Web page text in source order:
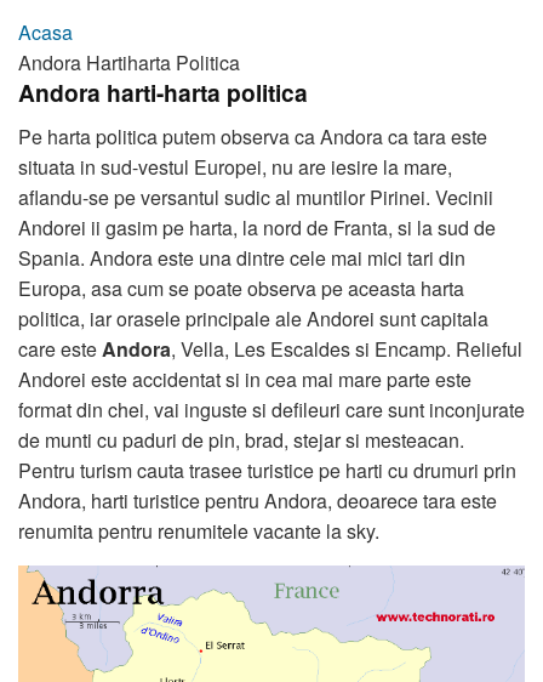
Acasa
Andora Hartiharta Politica
Andora harti-harta politica
Pe harta politica putem observa ca Andora ca tara este
situata in sud-vestul Europei, nu are iesire la mare,
aflandu-se pe versantul sudic al muntilor Pirinei. Vecinii
Andorei ii gasim pe harta, la nord de Franta, si la sud de
Spania. Andora este una dintre cele mai mici tari din
Europa, asa cum se poate observa pe aceasta harta
politica, iar orasele principale ale Andorei sunt capitala
care este Andora, Vella, Les Escaldes si Encamp. Relieful
Andorei este accidentat si in cea mai mare parte este
format din chei, vai inguste si defileuri care sunt inconjurate
de munti cu paduri de pin, brad, stejar si mesteacan.
Pentru turism cauta trasee turistice pe harti cu drumuri prin
Andora, harti turistice pentru Andora, deoarece tara este
renumita pentru renumitele vacante la sky.